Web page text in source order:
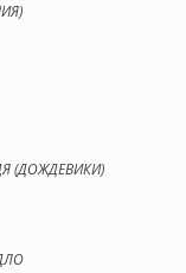
(ДОЖДЕВИКИ)